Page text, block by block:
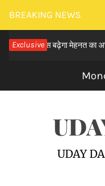
Skip
to
content
BREAKING NEWS
Exclusive
बढ़ेगा मेहनत का अच्छा फल
UDAY